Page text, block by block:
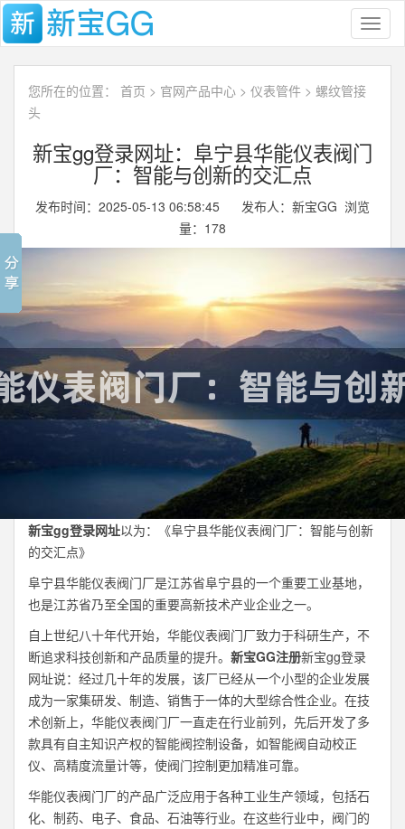
您所在的位置： 首页 > 官网产品中心 > 仪表管件 > 螺纹管接
头
新宝gg登录网址：阜宁县华能仪表阀门
厂：智能与创新的交汇点
发布时间：2025-05-13 06:58:45 发布人：新宝GG 浏览
量： 178
新宝gg登录网址以为：《阜宁县华能仪表阀门厂：智能与创新
的交汇点》
阜宁县华能仪表阀门厂是江苏省阜宁县的一个重要工业基地，
也是江苏省乃至全国的重要高新技术产业企业之一。
自上世纪八十年代开始，华能仪表阀门厂致力于科研生产，不
断追求科技创新和产品质量的提升。 新宝GG注册新宝gg登录
网址说：经过几十年的发展，该厂已经从一个小型的企业发展
成为一家集研发、制造、销售于一体的大型综合性企业。在技
术创新上，华能仪表阀门厂一直走在行业前列，先后开发了多
款具有自主知识产权的智能阀控制设备，如智能阀自动校正
仪、高精度流量计等，使阀门控制更加精准可靠。
华能仪表阀门厂的产品广泛应用于各种工业生产领域，包括石
化、制药、电子、食品、石油等行业。在这些行业中，阀门的